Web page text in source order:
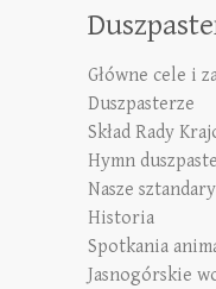
Główne cele i
Duszpasterze
Skład Rady
Hymn
Nasze sztandary
Historia
Spotkania
Jasnogórskie